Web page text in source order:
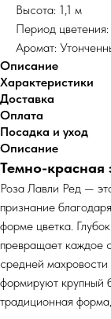
Высота: 1,1 м
Период
Аромат:
Описание
Характеристики
Доставка
Оплата
Посадка и уход
Описание
Темно-красная
Роза Лавли Ред —
признание
форме цветка.
превращает каждое
средней
формируют крупный
традиционная